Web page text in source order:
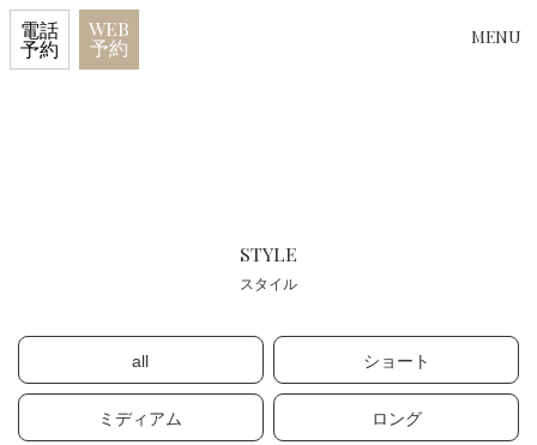
MENU
電話
予約
WEB
予約
STYLE
スタイル
all ショート
ミディアム ロング